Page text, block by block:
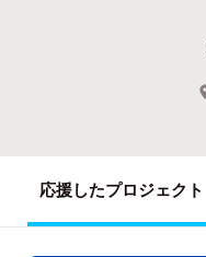
応援したプロジェクト